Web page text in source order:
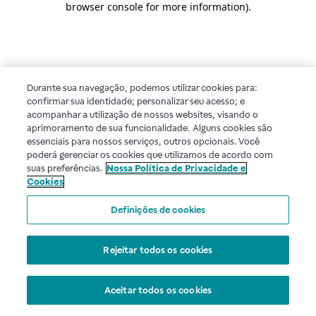
browser console for more information).
Durante sua navegação, podemos utilizar cookies para:
confirmar sua identidade; personalizar seu acesso; e
acompanhar a utilização de nossos websites, visando o
aprimoramento de sua funcionalidade. Alguns cookies são
essenciais para nossos serviços, outros opcionais. Você
poderá gerenciar os cookies que utilizamos de acordo com
suas preferências. Nossa Política de Privacidade e
Cookies
Definições de cookies
Rejeitar todos os cookies
Aceitar todos os cookies